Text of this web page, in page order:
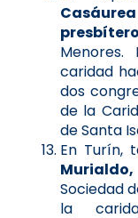
presbítero
caridad
dos
de la
de Santa
En Turín,
Sociedad
la